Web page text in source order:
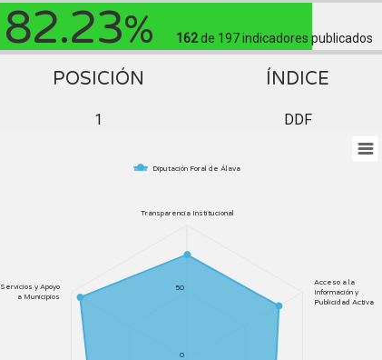
82.23% 162de 197indicadores publicados
POSICIÓN ÍNDICE
1 DDF
Diputación Foral de Álava
Transparencia Institucional
Acceso a la
Información y
Publicidad Activa
Servicios y Apoyo
a Municipios
0
50